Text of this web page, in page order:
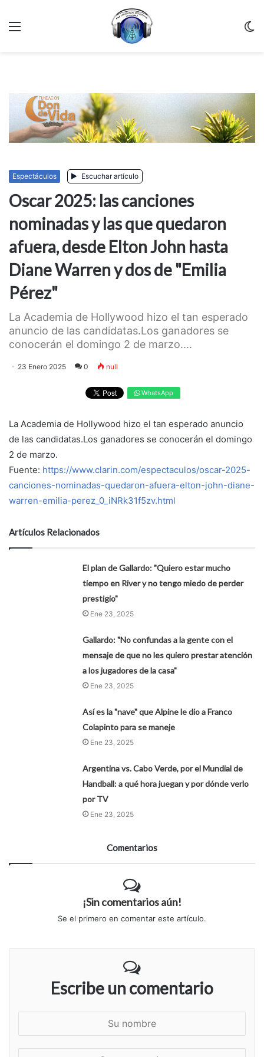
Espectáculos Escuchar artículo
Oscar 2025: las canciones
nominadas y las que quedaron
afuera, desde Elton John hasta
Diane Warren y dos de "Emilia
Pérez"
La Academia de Hollywood hizo el tan esperado
anuncio de las candidatas.Los ganadores se
conocerán el domingo 2 de marzo....
23 Enero 2025 0 null
WhatsApp
La Academia de Hollywood hizo el tan esperado anuncio
de las candidatas.Los ganadores se conocerán el domingo
2 de marzo.
Fuente: https://www.clarin.com/espectaculos/oscar-2025-
canciones-nominadas-quedaron-afuera-elton-john-diane-
warren-emilia-perez_0_iNRk31f5zv.html
Artículos Relacionados
El plan de Gallardo: "Quiero estar mucho
tiempo en River y no tengo miedo de perder
prestigio"
Ene 23, 2025
Gallardo: "No confundas a la gente con el
mensaje de que no les quiero prestar atención
a los jugadores de la casa"
Ene 23, 2025
Así es la "nave" que Alpine le dio a Franco
Colapinto para se maneje
Ene 23, 2025
Argentina vs. Cabo Verde, por el Mundial de
Handball: a qué hora juegan y por dónde verlo
por TV
Ene 23, 2025
Comentarios
¡Sin comentarios aún!
Se el primero en comentar este artículo.
Escribe un comentario